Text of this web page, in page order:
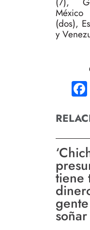
(dos),
y
tiene
soñar